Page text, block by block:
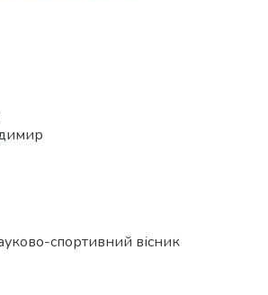
спортивний вісник